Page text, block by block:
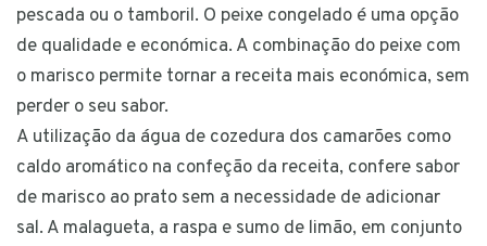
pescada ou o tamboril. O peixe congelado é uma opção
de qualidade e económica. A combinação do peixe com
o marisco permite tornar a receita mais económica, sem
perder o seu sabor.
A utilização da água de cozedura dos camarões como
caldo aromático na confeção da receita, confere sabor
de marisco ao prato sem a necessidade de adicionar
sal. A malagueta, a raspa e sumo de limão, em conjunto